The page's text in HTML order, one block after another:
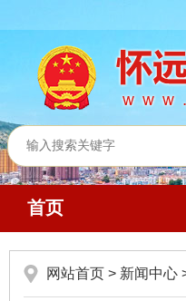
首页
网站首页 > 新闻中心